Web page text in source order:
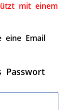
mit einem
eine Email
Passwort